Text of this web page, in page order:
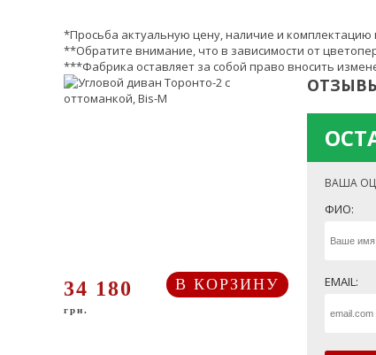
*Просьба актуальную цену, наличие и
**Обратите внимание, что в зависимости от
***Фабрика оставляет за собой право вносить
34 180
грн.
В КОРЗИНУ
ВАША
ФИО:
EMAIL: